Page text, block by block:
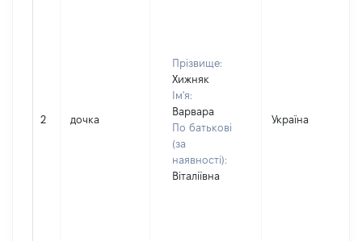
2 дочка
Прізвище:
Хижняк
Ім'я:
Варвара
По батькові
(за
наявності):
Віталіївна
Україна